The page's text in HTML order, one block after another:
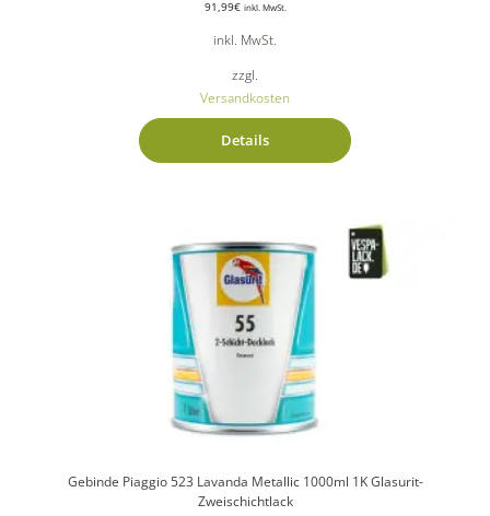
91,99€ inkl. MwSt.
inkl. MwSt.
zzgl.
Versandkosten
Details
Gebinde Piaggio 523 Lavanda Metallic 1000ml 1K Glasurit-
Zweischichtlack